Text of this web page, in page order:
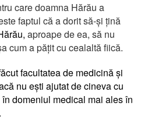
care doamna Hărău a
faptul că a dorit să-și țină
aproape de ea, să nu
cum a pățit cu cealaltă fiică.
facultatea de medicină și
nu ești ajutat de cineva cu
domeniul medical mai ales în